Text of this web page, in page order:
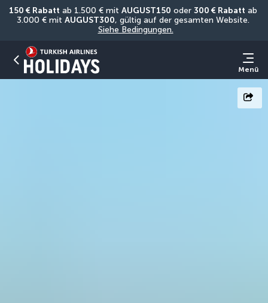
150 € Rabatt ab 1.500 € mit AUGUST150 oder 300 € Rabatt ab
3.000 € mit AUGUST300
Siehe Bedingungen.
Menü